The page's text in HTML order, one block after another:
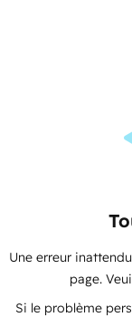
Une erreur
page.
Si le problème